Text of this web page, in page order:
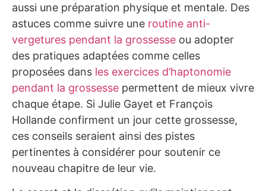
aussi une préparation physique et mentale. Des
astuces comme suivre une routine anti-
vergetures pendant la grossesse ou adopter
des pratiques adaptées comme celles
proposées dans les exercices d’haptonomie
pendant la grossesse permettent de mieux vivre
chaque étape. Si Julie Gayet et François
Hollande confirment un jour cette grossesse,
ces conseils seraient ainsi des pistes
pertinentes à considérer pour soutenir ce
nouveau chapitre de leur vie.